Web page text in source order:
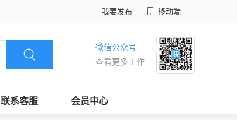
我要发布 移动端
微信公众号
查看更多工作
联系客服 会员中心